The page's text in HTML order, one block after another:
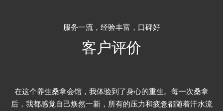
服务一流，经验丰富，口碑好
客户评价
这里的环境布置得非常优雅，每一个细节都透露着精致和品
味。从柔和的灯光到舒适的躺椅，每一处都让人感到宾至如